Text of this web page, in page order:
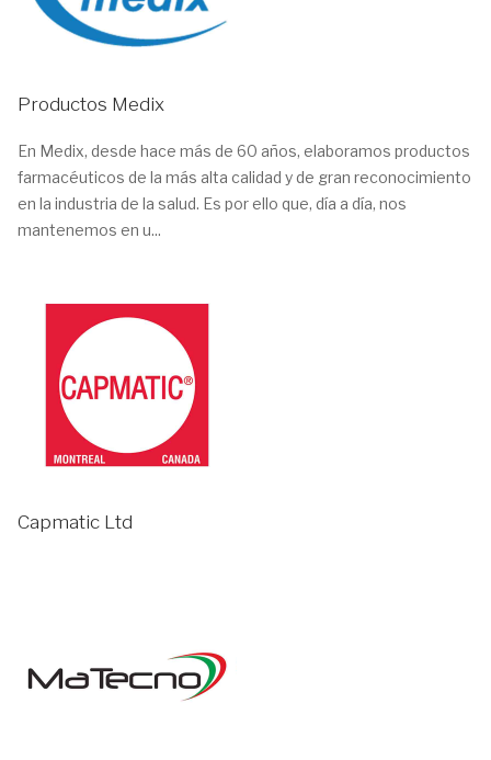
Productos Medix
En Medix, desde hace más de 60 años, elaboramos productos
farmacéuticos de la más alta calidad y de gran reconocimiento
en la industria de la salud. Es por ello que, día a día, nos
mantenemos en u...
Capmatic Ltd